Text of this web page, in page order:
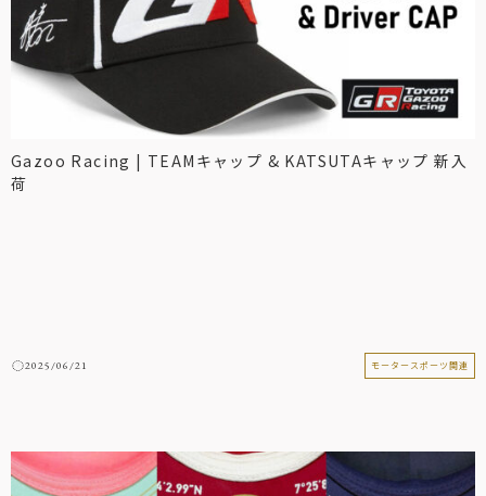
Gazoo Racing | TEAMキャップ & KATSUTAキャップ 新入
荷
2025/06/21 モータースポーツ関連